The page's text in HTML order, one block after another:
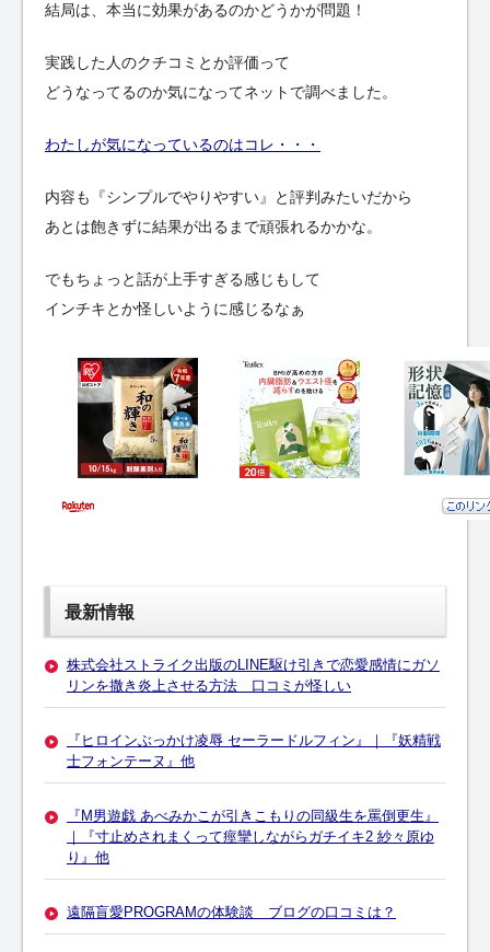
結局は、本当に効果があるのかどうかが問題！
実践した人のクチコミとか評価って
どうなってるのか気になってネットで調べました。
わたしが気になっているのはコレ・・・
内容も『シンプルでやりやすい』と評判みたいだから
あとは飽きずに結果が出るまで頑張れるかかな。
でもちょっと話が上手すぎる感じもして
インチキとか怪しいように感じるなぁ
最新情報
株式会社ストライク出版のLINE駆け引きで恋愛感情にガソ
リンを撒き炎上させる方法 口コミが怪しい
『ヒロインぶっかけ凌辱 セーラードルフィン』｜『妖精戦
士フォンテーヌ』他
『M男遊戯 あべみかこが引きこもりの同級生を罵倒更生』
｜『寸止めされまくって痙攣しながらガチイキ2 紗々原ゆ
り』他
遠隔盲愛PROGRAMの体験談 ブログの口コミは？